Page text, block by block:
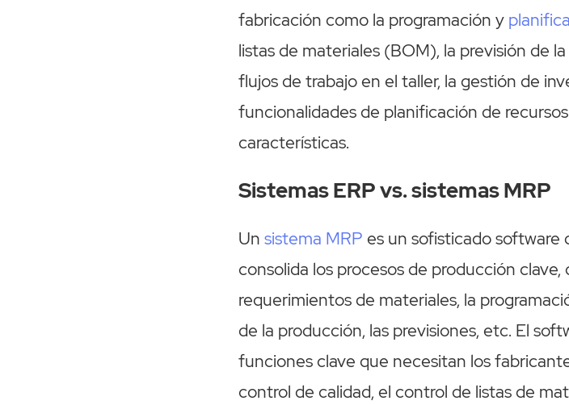
fabricación como la programación y
listas de materiales (BOM), la previsión de
flujos de trabajo en el taller, la gestión de
funcionalidades de planificación de
características.
Sistemas ERP vs. sistemas MRP
Unsistema MRP es un sofisticado
consolida los procesos de producción
requerimientos de materiales, la
de la producción, las previsiones, etc. El
funciones clave que necesitan los
control de calidad, el control de listas de